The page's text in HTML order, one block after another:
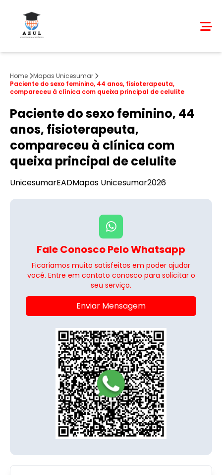
Home
Mapas Unicesumar
Paciente do sexo feminino, 44 anos, fisioterapeuta,
compareceu à clínica com queixa principal de celulite
Paciente do sexo feminino, 44
anos, fisioterapeuta,
compareceu à clínica com
queixa principal de celulite
UnicesumarEADMapas Unicesumar2026
Fale Conosco Pelo Whatsapp
Ficaríamos muito satisfeitos em poder ajudar
você. Entre em contato conosco para solicitar o
seu serviço.
Enviar Mensagem